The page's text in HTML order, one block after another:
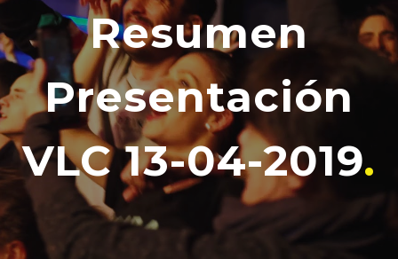
Resumen
Presentación
VLC 13-04-2019